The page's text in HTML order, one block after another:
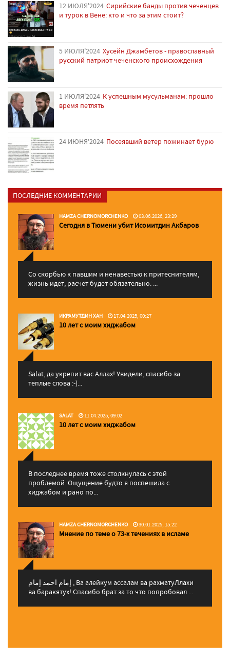
12 ИЮЛЯ'2024 Сирийские банды против чеченцев
и турок в Вене: кто и что за этим стоит?
5 ИЮЛЯ'2024 Хусейн Джамбетов - православный
русский патриот чеченского происхождения
1 ИЮЛЯ'2024 К успешным мусульманам: прошло
время петлять
24 ИЮНЯ'2024 Посеявший ветер пожинает бурю
ПОСЛЕДНИЕ КОММЕНТАРИИ
HAMZA CHERNOMORCHENKO 03.06.2026, 23:29
Сегодня в Тюмени убит Исомитдин Акбаров
Со скорбью к павшим и ненавестью к притеснителям,
жизнь идет, расчет будет обязательно. ...
ИКРАМУТДИН ХАН 17.04.2025, 00:27
10 лет с моим хиджабом
Salat, да укрепит вас Аллаx! Увидели, спасибо за
теплые слова :-)...
SALAT 11.04.2025, 09:02
10 лет с моим хиджабом
В последнее время тоже столкнулась с этой
проблемой. Ощущение будто я поспешила с
хиджабом и рано по...
HAMZA CHERNOMORCHENKO 30.01.2025, 15:22
Мнение по теме о 73-х течениях в исламе
إمام احمد إمام , Ва алейкум ассалам ва рахматуЛлахи
ва баракятух! Спасибо брат за то что попробовал ...